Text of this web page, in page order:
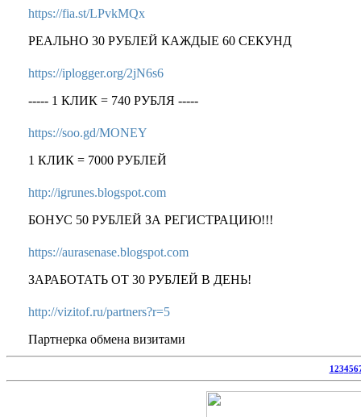
https://fia.st/LPvkMQx
РЕАЛЬНО 30 РУБЛЕЙ КАЖДЫЕ 60 СЕКУНД
https://iplogger.org/2jN6s6
----- 1 КЛИК = 740 РУБЛЯ -----
https://soo.gd/MONEY
1 КЛИК = 7000 РУБЛЕЙ
http://igrunes.blogspot.com
БОНУС 50 РУБЛЕЙ ЗА РЕГИСТРАЦИЮ!!!
https://aurasenase.blogspot.com
ЗАРАБОТАТЬ ОТ 30 РУБЛЕЙ В ДЕНЬ!
http://vizitof.ru/partners?r=5
Партнерка обмена визитами
123456